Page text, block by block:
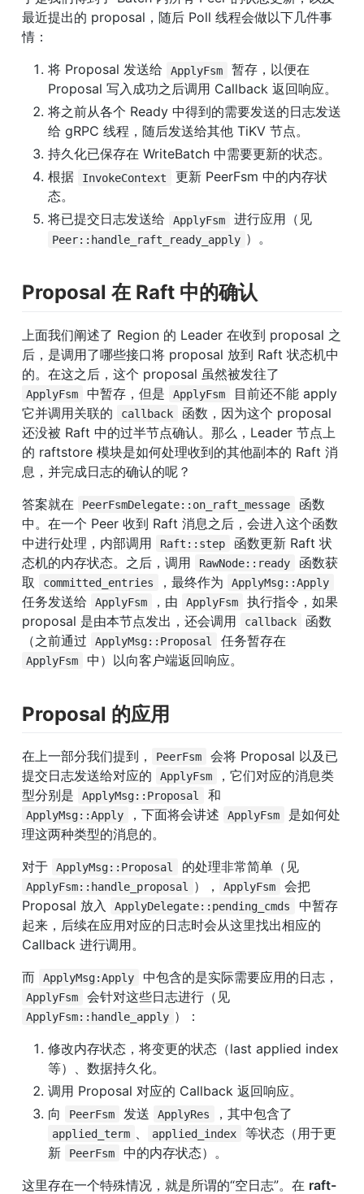
最近提出的 proposal，随后 Poll 线程会做以下几件事
情：
将 Proposal 发送给
ApplyFsm
暂存，以便在
Proposal 写入成功之后调用 Callback 返回响应。
将之前从各个 Ready 中得到的需要发送的日志发送
给 gRPC 线程，随后发送给其他 TiKV 节点。
持久化已保存在 WriteBatch 中需要更新的状态。
根据
InvokeContext
更新 PeerFsm 中的内存状
态。
将已提交日志发送给
ApplyFsm 进行应用（见
Peer::handle_raft_ready_apply ）。
Proposal 在 Raft 中的确认
上面我们阐述了 Region 的 Leader 在收到 proposal 之
后，是调用了哪些接口将 proposal 放到 Raft 状态机中
ApplyFsm 中暂存，但是 ApplyFsm
目前还不能 apply
它并调用关联的
callback
函数，因为这个 proposal
还没被 Raft 中的过半节点确认。那么，Leader 节点上
的 raftstore 模块是如何处理收到的其他副本的 Raft 消
息，并完成日志的确认的呢？
答案就在
PeerFsmDelegate::on_raft_message
函数
中。在一个 Peer 收到 Raft 消息之后，会进入这个函数
中进行处理，内部调用
Raft::step
函数更新 Raft 状
态机的内存状态。之后，调用
RawNode::ready
函数获
取
committed_entries ，最终作为 ApplyMsg::Apply
任务发送给 ApplyFsm ，由 ApplyFsm
执行指令，如果
proposal 是由本节点发出，还会调用
callback
函数
（之前通过
ApplyMsg::Proposal
ApplyFsm 中）以向客户端返回响应。
Proposal 的应用
在上一部分我们提到， PeerFsm
会将 Proposal 以及已
提交日志发送给对应的
ApplyFsm
，它们对应的消息类
型分别是
ApplyMsg::Proposal
ApplyMsg::Apply ，下面将会讲述 ApplyFsm
是如何处
理这两种类型的消息的。
对于
ApplyMsg::Proposal 的处理非常简单（见
ApplyFsm::handle_proposal ）， ApplyFsm
会把
Proposal 放入
ApplyDelegate::pending_cmds
中暂存
起来，后续在应用对应的日志时会从这里找出相应的
Callback 进行调用。
而
ApplyMsg:Apply 中包含的是实际需要应用的日志，
ApplyFsm 会针对这些日志进行（见
ApplyFsm::handle_apply ）：
修改内存状态，将变更的状态（last applied index
等）、数据持久化。
调用 Proposal 对应的 Callback 返回响应。
向
PeerFsm 发送 ApplyRes
applied_term applied_index
等状态（用于更
新
PeerFsm
中的内存状态）。
这里存在一个特殊情况，就是所谓的“空日志”。在 raft-